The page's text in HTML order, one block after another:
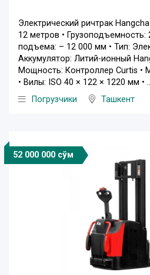
Электрический ричтрак
12 метров • Грузоподъемность:
подъема: – 12 000 мм • Тип:
Аккумулятор: Литий-ионный
Мощность: Контроллер Curtis •
• Вилы: ISO 40 × 122 × 1220 мм •
Погрузчики
Ташкент
52 000 000 сўм